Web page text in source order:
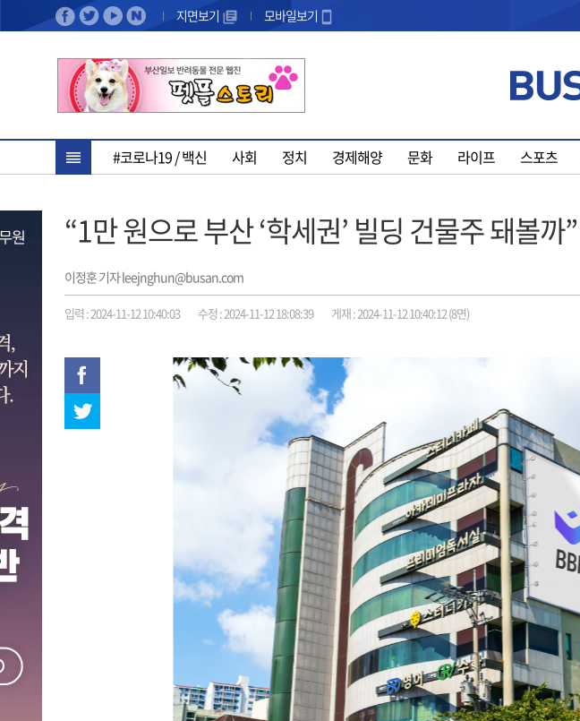
지면보기 모바일보기
#코로나19 / 백신 사회 정치 경제해양 문화 라이프 스포츠
“1만 원으로 부산 ‘학세권’ 빌딩 건물주 돼볼까”
이정훈 기자 leejnghun@busan.com
입력 : 2024-11-12 10:40:03 수정 : 2024-11-12 18:08:39 게재 : 2024-11-12 10:40:12 (8면)